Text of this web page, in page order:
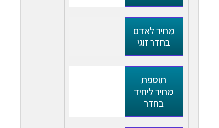
מחיר לאדם
בחדר זוגי
תוספת
מחיר ליחיד
בחדר